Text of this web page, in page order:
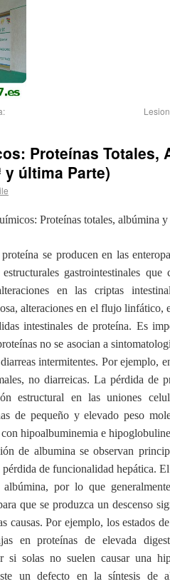
Proteínas Totales,
y última Parte)
Proteínas totales, albúmina y
se producen en las
gastrointestinales que
en las criptas
alteraciones en el flujo linfático,
intestinales de proteína. Es
no se asocian a
intermitentes. Por ejemplo,
no diarreicas. La pérdida de
estructural en las uniones
de pequeño y elevado peso
hipoalbuminemia e
de albumina se observan
pérdida de funcionalidad hepática.
por lo que
que se produzca un descenso
causas. Por ejemplo, los estados
en proteínas de elevada
si solas no suelen causar una
un defecto en la síntesis de